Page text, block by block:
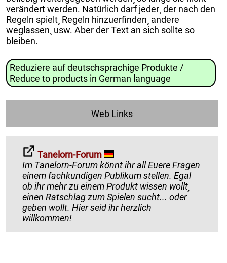
verändert werden. Natürlich darf jeder¸ der nach den
Regeln spielt¸ Regeln hinzuerfinden¸ andere
weglassen¸ usw. Aber der Text an sich sollte so
bleiben.
Reduziere auf deutschsprachige Produkte /
Reduce to products in German language
Web Links
Tanelorn-Forum
Im Tanelorn-Forum könnt ihr all Euere Fragen
einem fachkundigen Publikum stellen. Egal
ob ihr mehr zu einem Produkt wissen wollt¸
einen Ratschlag zum Spielen sucht... oder
geben wollt. Hier seid ihr herzlich
willkommen!